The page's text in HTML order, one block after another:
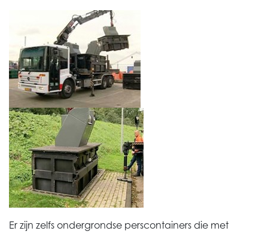
Er zijn zelfs ondergrondse perscontainers die met